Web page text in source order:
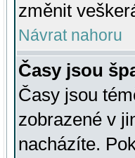
změnit
Návrat nahoru
Časy jsou
Časy jsou
zobrazené v
nacházíte.